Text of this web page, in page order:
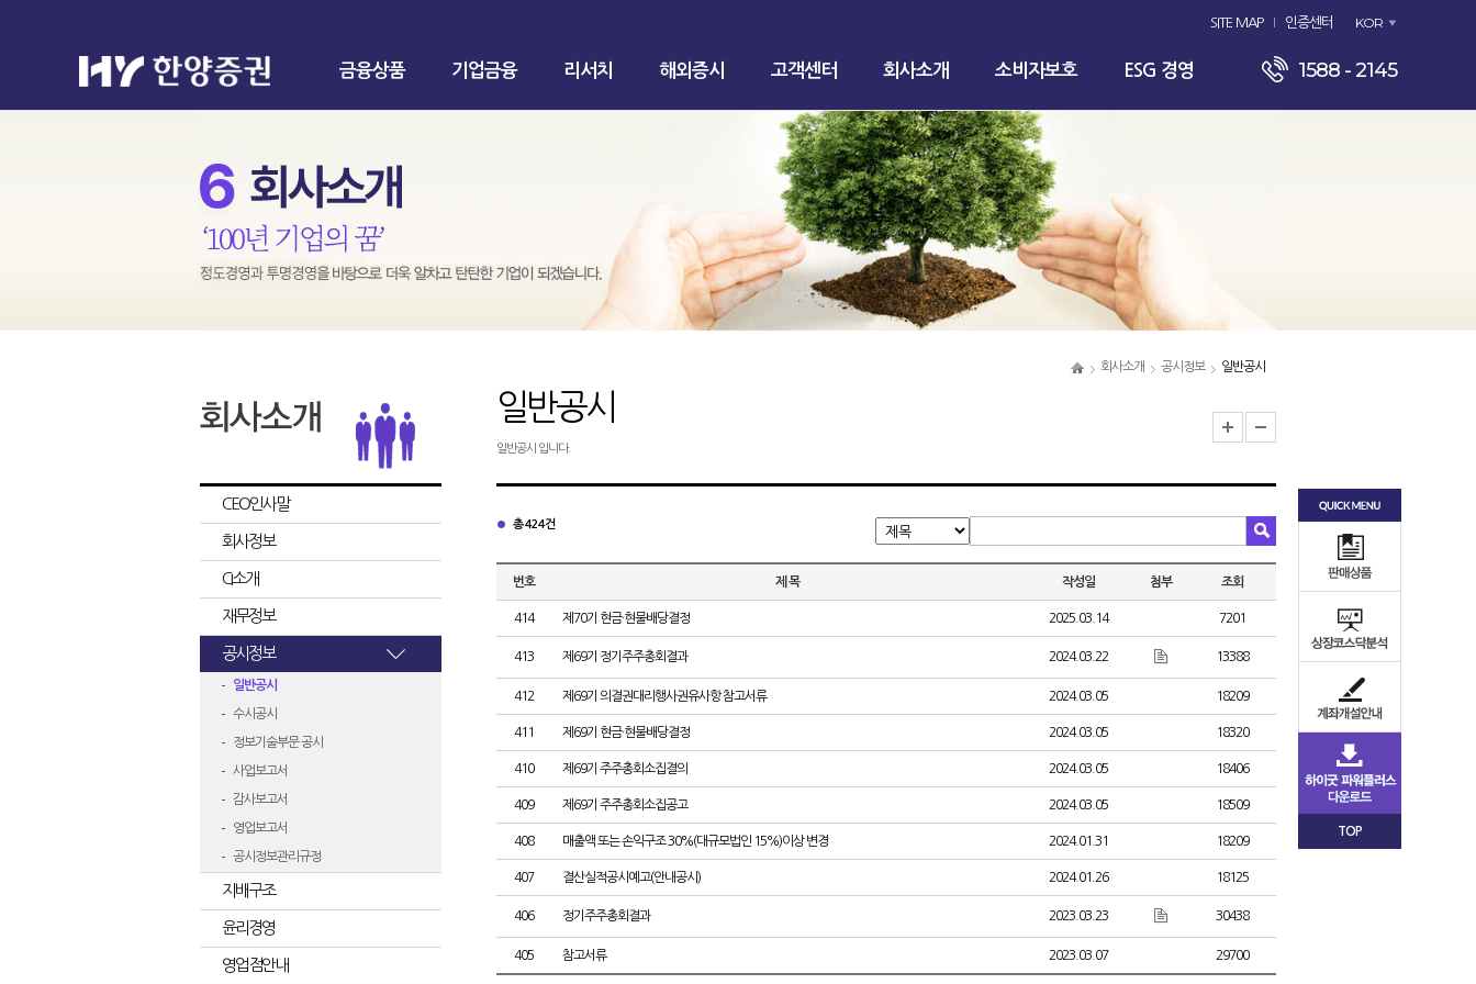
SITE MAP 인증센터 KOR
금융상품 기업금융 리서치 해외증시 고객센터 회사소개 소비자보호 ESG 경영 1588 - 2145
회사소개 공시정보 일반공시
CEO인사말
회사정보
CI소개
재무정보
공시정보
일반공시
수시공시
정보기술부문 공시
사업보고서
감사보고서
영업보고서
공시정보관리규정
지배구조
윤리경영
영업점안내
일반공시
일반공시 입니다.
총 424건
번호 제 목 작성일 첨부 조회
414 제70기 현금·현물배당결정 2025.03.14 7201
413 제69기 정기주주총회결과 2024.03.22 13388
412 제69기 의결권대리행사권유사항 참고서류 2024.03.05 18209
411 제69기 현금·현물배당결정 2024.03.05 18320
410 제69기 주주총회소집결의 2024.03.05 18406
409 제69기 주주총회소집공고 2024.03.05 18509
408 매출액 또는 손익구조 30%(대규모법인 15%)이상 변경 2024.01.31 18209
407 결산실적공시예고(안내공시) 2024.01.26 18125
406 정기주주총회결과 2023.03.23 30438
405 참고서류 2023.03.07 29700
TOP